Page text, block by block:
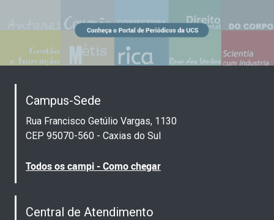
Campus-Sede
Rua Francisco Getúlio Vargas, 1130
CEP 95070-560 - Caxias do Sul
Todos os campi - Como chegar
Central de Atendimento